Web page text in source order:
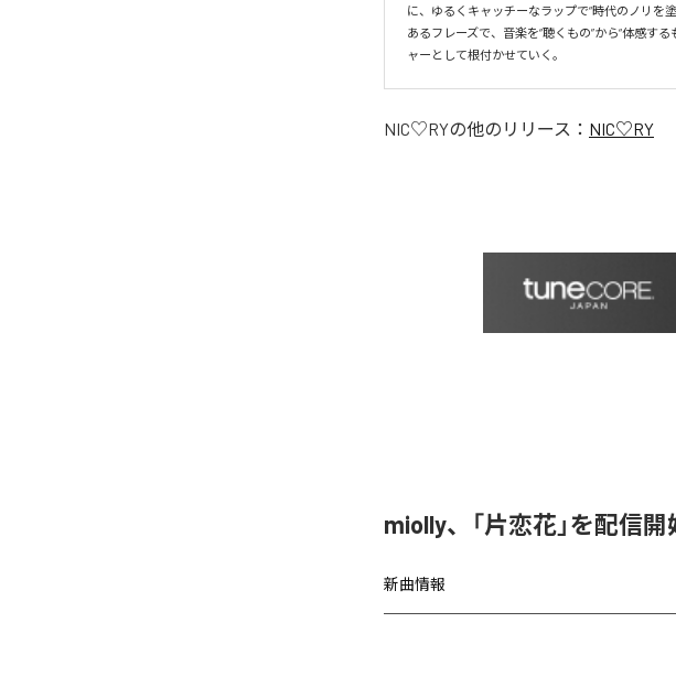
に、ゆるくキャッチーなラップで“時代のノリを
あるフレーズで、音楽を“聴くもの”から“体感す
ャーとして根付かせていく。
NIC♡RYの他のリリース： NIC♡RY
miolly、「片恋花」を配信開
新曲情報